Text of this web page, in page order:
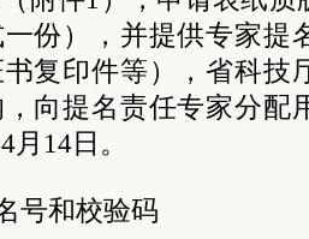
份），并提供专家提
复印件等），省科技
向提名责任专家分配
14日。
号和校验码